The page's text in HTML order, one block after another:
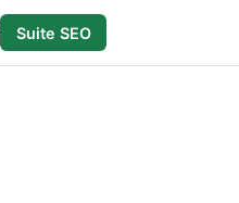
Suite SEO